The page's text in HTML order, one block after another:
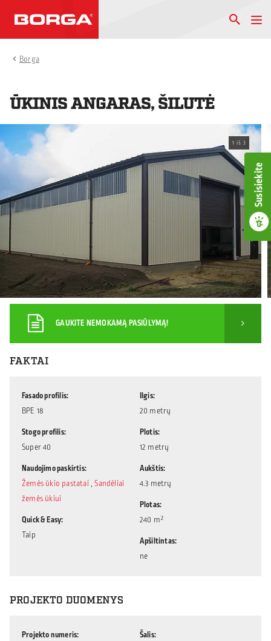
Susisiekite
Borga
ŪKINIS ANGARAS, ŠILUTĖ
1 iš 3
GAUKITE NEMOKAMĄ PASIŪLYMĄ!
FAKTAI
Fasado profilis
BPE 18
Stogo profilis
Super 40
Naudojimo paskirtis
Žemės ūkio pastatai ,Sandėliai
žemės ūkiui
Quick & Easy
Taip
Ilgis
20 metrų
Plotis
12 metrų
Aukštis
4.3 metrų
Plotas
240 m²
Apšiltintas
ne
PROJEKTO DUOMENYS
Projekto numeris
Šalis